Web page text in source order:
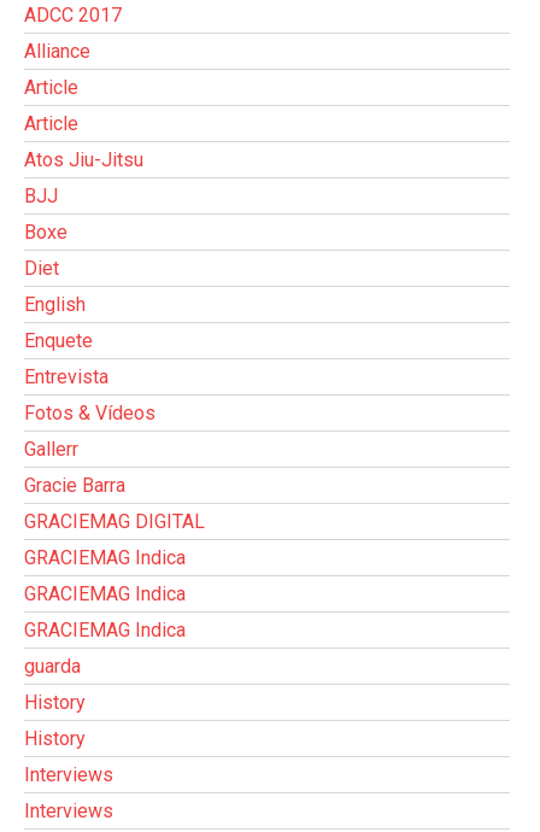
ADCC 2017
Alliance
Article
Article
Atos Jiu-Jitsu
BJJ
Boxe
Diet
English
Enquete
Entrevista
Fotos & Vídeos
Gallerr
Gracie Barra
GRACIEMAG DIGITAL
GRACIEMAG Indica
GRACIEMAG Indica
GRACIEMAG Indica
guarda
History
History
Interviews
Interviews